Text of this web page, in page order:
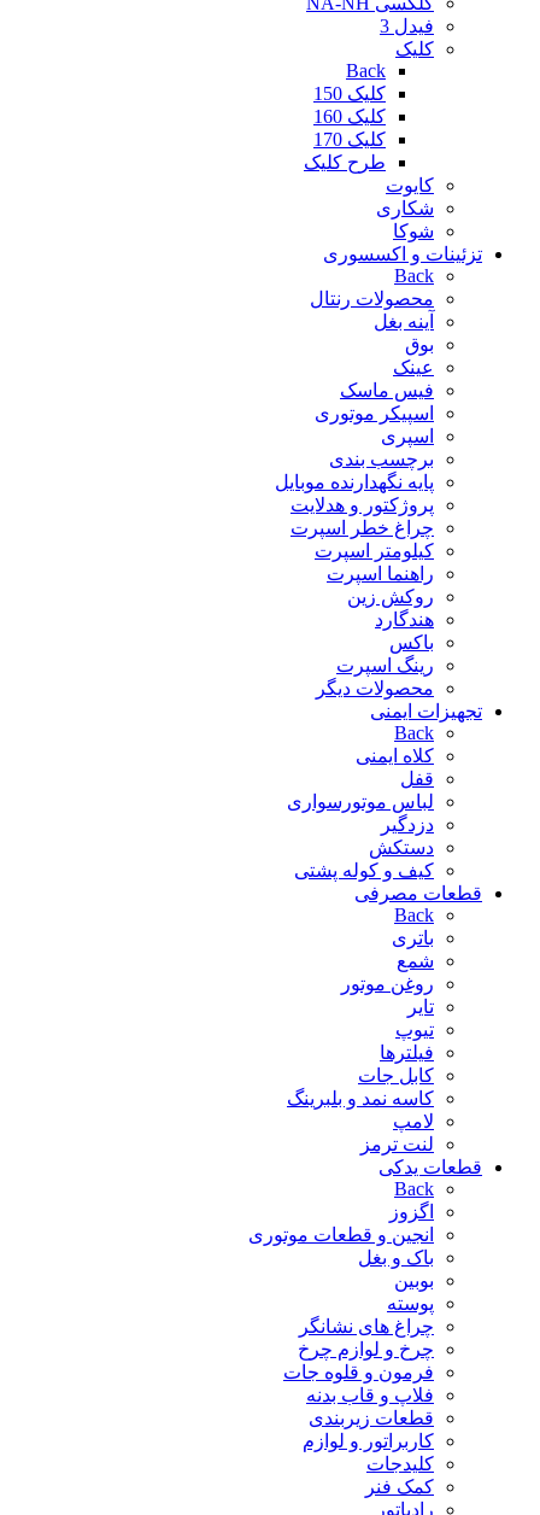
فیدل 3
کلیک
Back
کلیک 150
کلیک 160
کلیک 170
طرح کلیک
کایوت
شکاری
شوکا
تزئینات و اکسسوری
Back
محصولات رنتال
آینه بغل
بوق
عینک
فیس ماسک
اسپیکر موتوری
اسپری
برچسب بندی
پایه نگهدارنده موبایل
پروژکتور و هدلایت
چراغ خطر اسپرت
کیلومتر اسپرت
راهنما اسپرت
روکش زین
هندگارد
باکس
رینگ اسپرت
محصولات دیگر
تجهیزات ایمنی
Back
کلاه ایمنی
قفل
لباس موتورسواری
دزدگیر
دستکش
کیف و کوله پشتی
قطعات مصرفی
Back
باتری
شمع
روغن موتور
تایر
تیوپ
فیلترها
کابل جات
کاسه نمد و بلبرینگ
لامپ
لنت ترمز
قطعات یدکی
Back
اگزوز
انجین و قطعات موتوری
باک و بغل
بوبین
پوسته
چراغ های نشانگر
چرخ و لوازم چرخ
فرمون و قلوه جات
فلاپ و قاب بدنه
قطعات زیربندی
کاربراتور و لوازم
کلیدجات
کمک فنر
رادیاتور